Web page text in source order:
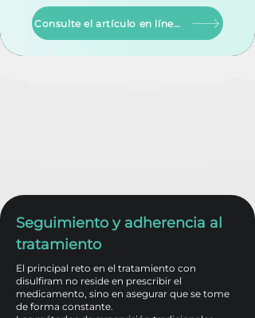
Consulte el artículo en línea aquí.
Seguimiento y adherencia al
tratamiento
El principal reto en el tratamiento con
disulfiram no reside en prescribir el
medicamento, sino en asegurar que se tome
de forma constante.